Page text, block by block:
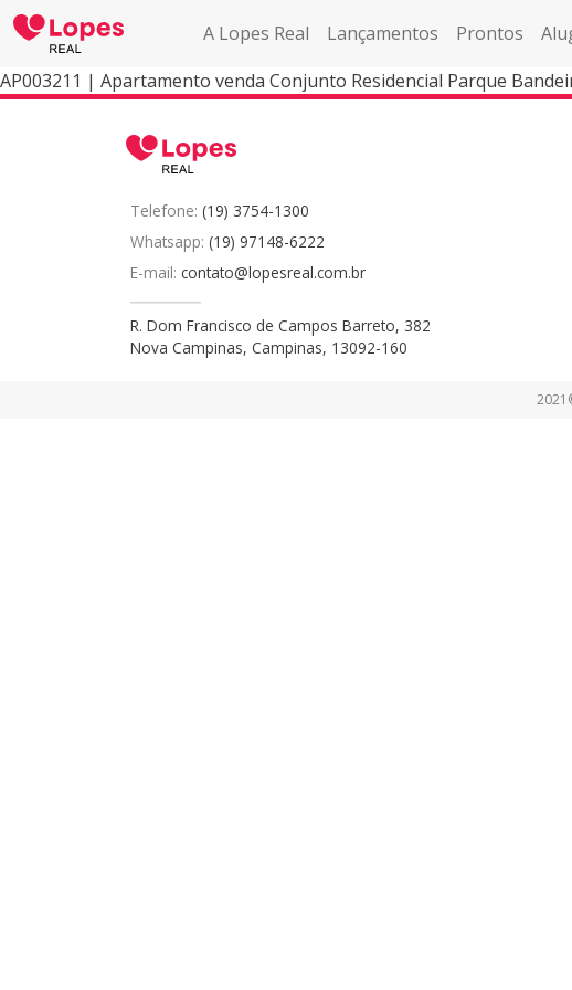
A Lopes Real Lançamentos Prontos
AP003211 | Apartamento venda Conjunto Residencial Parque
Telefone: (19) 3754-1300
Whatsapp: (19) 97148-6222
E-mail: contato@lopesreal.com.br
R. Dom Francisco de Campos Barreto, 382
Nova Campinas, Campinas, 13092-160